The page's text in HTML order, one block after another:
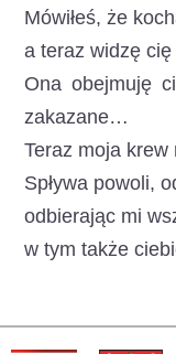
Mówiłeś, że
a teraz widzę
Ona obejmuję
zakazane…
Teraz moja
Spływa powoli,
odbierając mi
w tym także